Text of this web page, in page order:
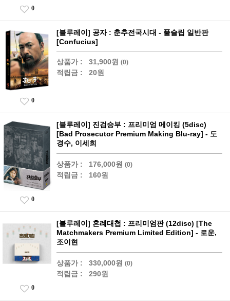
0
[블루레이] 공자 : 춘추전국시대 - 풀슬립 일반판
[Confucius]
상품가 : 31,900원 (0)
적립금 : 20원
0
[블루레이] 진검승부 : 프리미엄 메이킹 (5disc)
[Bad Prosecutor Premium Making Blu-ray] - 도
경수, 이세희
상품가 : 176,000원 (0)
적립금 : 160원
0
[블루레이] 혼례대첩 : 프리미엄판 (12disc) [The
Matchmakers Premium Limited Edition] - 로운,
조이현
상품가 : 330,000원 (0)
적립금 : 290원
0